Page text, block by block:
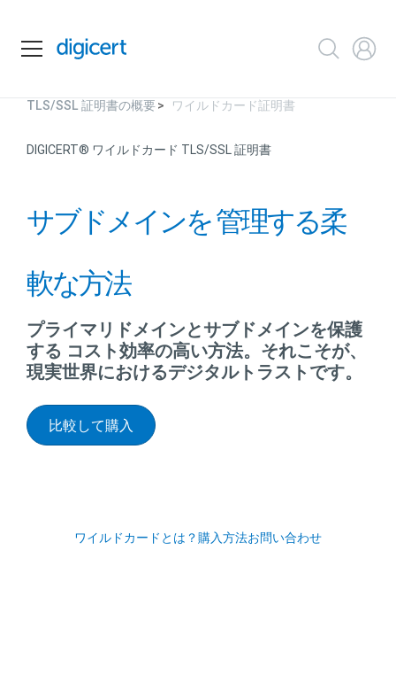
TLS/SSL 証明書の概要 ワイルドカード証明書
DIGICERT® ワイルドカード TLS/SSL 証明書
サブドメインを管理する柔
軟な方法
プライマリドメインとサブドメインを保護
する コスト効率の高い方法。それこそが、
現実世界におけるデジタルトラストです。
比較して購入
ワイルドカードとは？購入方法お問い合わせ